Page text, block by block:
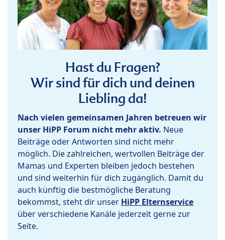
Hast du Fragen?
Wir sind für dich und deinen
Liebling da!
Nach vielen gemeinsamen Jahren betreuen wir
unser HiPP Forum nicht mehr aktiv. Neue
Beiträge oder Antworten sind nicht mehr
möglich. Die zahlreichen, wertvollen Beiträge der
Mamas und Experten bleiben jedoch bestehen
und sind weiterhin für dich zugänglich. Damit du
auch künftig die bestmögliche Beratung
bekommst, steht dir unser HiPP Elternservice
über verschiedene Kanäle jederzeit gerne zur
Seite.